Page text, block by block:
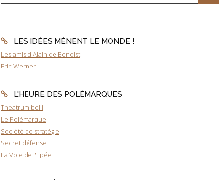
LES IDÉES MÈNENT LE MONDE !
Les amis d'Alain de Benoist
Eric Werner
L'HEURE DES POLÉMARQUES
Theatrum belli
Le Polémarque
Société de stratégie
Secret défense
La Voie de l'Epée